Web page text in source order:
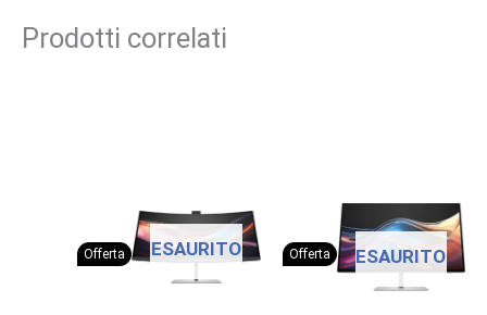
Prodotti correlati
Offerta ESAURITO Offerta ESAURITO